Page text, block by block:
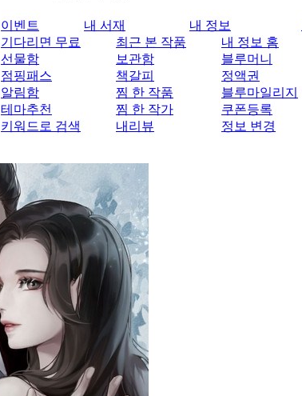
이벤트
기다리면 무료
선물함
점핑패스
알림함
테마추천
키워드로 검색
내 서재
최근 본 작품
보관함
책갈피
찜 한 작품
찜 한 작가
내리뷰
내 정보
내 정보 홈
블루머니
정액권
블루마일리지
쿠폰등록
정보 변경